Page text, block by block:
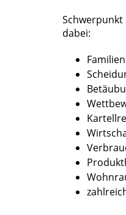
Schwerpunkt
dabei: